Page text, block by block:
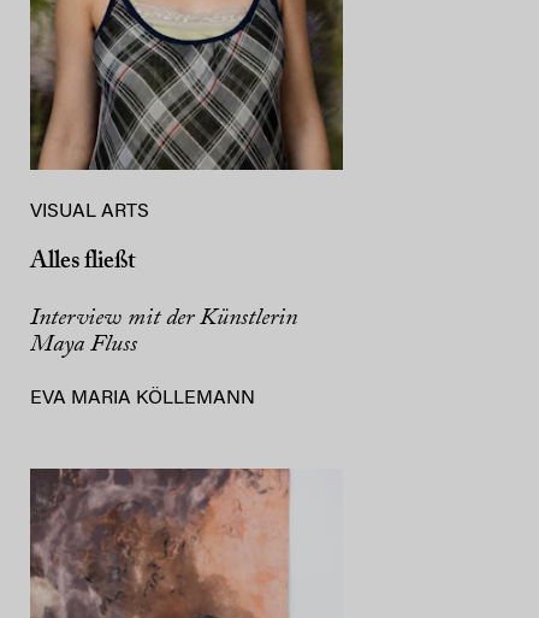
VISUAL ARTS
Alles fließt
Interview mit der Künstlerin
Maya Fluss
EVA MARIA KÖLLEMANN